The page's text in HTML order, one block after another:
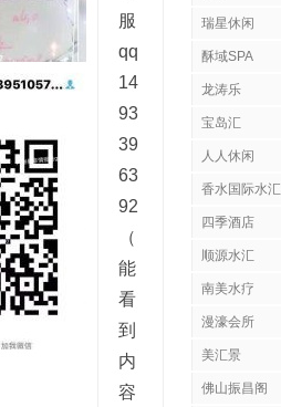
服
qq
14
93
39
63
92
（
能
看
到
内
容
瑞星休闲
酥域SPA
龙涛乐
宝岛汇
人人休闲
香水国际水汇
四季酒店
顺源水汇
南美水疗
漫濠会所
美汇景
佛山振昌阁